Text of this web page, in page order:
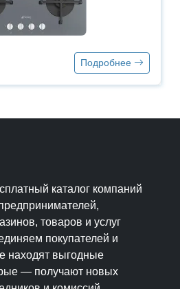
Подробнее
каталог компаний
товаров и услуг
покупателей и
находят выгодные
— получают новых